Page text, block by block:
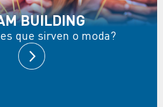
BUILDING
que sirven o moda?